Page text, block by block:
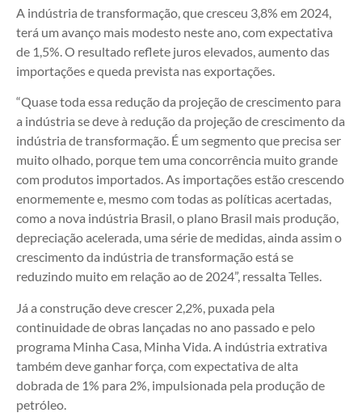
A indústria de transformação, que cresceu 3,8% em 2024,
terá um avanço mais modesto neste ano, com expectativa
de 1,5%. O resultado reflete juros elevados, aumento das
importações e queda prevista nas exportações.
“Quase toda essa redução da projeção de crescimento para
a indústria se deve à redução da projeção de crescimento da
indústria de transformação. É um segmento que precisa ser
muito olhado, porque tem uma concorrência muito grande
com produtos importados. As importações estão crescendo
enormemente e, mesmo com todas as políticas acertadas,
como a nova indústria Brasil, o plano Brasil mais produção,
depreciação acelerada, uma série de medidas, ainda assim o
crescimento da indústria de transformação está se
reduzindo muito em relação ao de 2024”, ressalta Telles.
Já a construção deve crescer 2,2%, puxada pela
continuidade de obras lançadas no ano passado e pelo
programa Minha Casa, Minha Vida. A indústria extrativa
também deve ganhar força, com expectativa de alta
dobrada de 1% para 2%, impulsionada pela produção de
petróleo.